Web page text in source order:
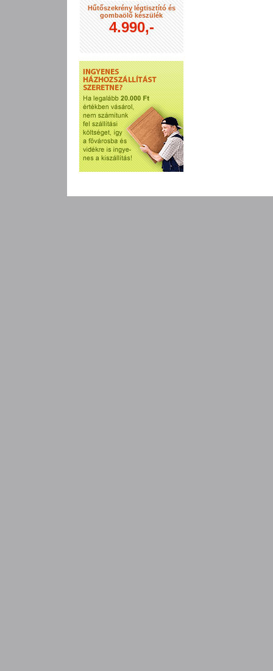
Hűtőszekrény légtisztító és
gombaölő készülék
4.990,-